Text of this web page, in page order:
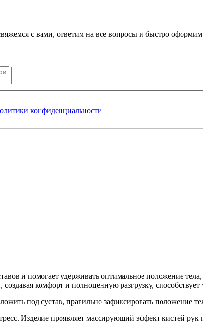
с вами, ответим на все вопросы и быстро оформим
конфиденциальности
и помогает удерживать оптимальное положение
создавая комфорт и полноценную разгрузку,
под сустав, правильно зафиксировать положение
Изделие проявляет массирующий эффект кистей